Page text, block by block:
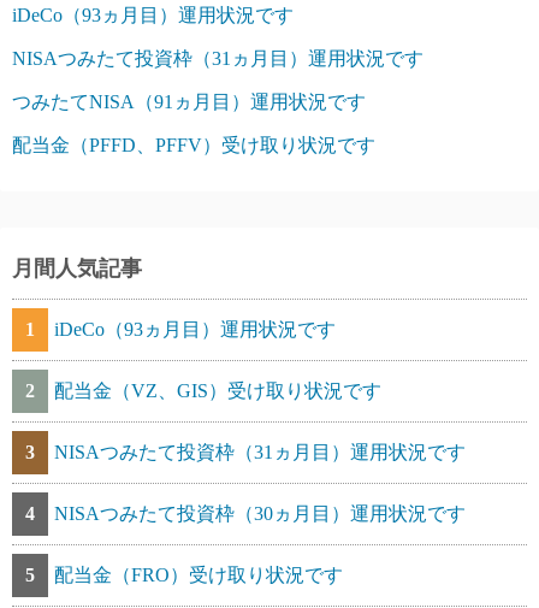
iDeCo（93ヵ月目）運用状況です
NISAつみたて投資枠（31ヵ月目）運用状況です
つみたてNISA（91ヵ月目）運用状況です
配当金（PFFD、PFFV）受け取り状況です
月間人気記事
1 iDeCo（93ヵ月目）運用状況です
2 配当金（VZ、GIS）受け取り状況です
3 NISAつみたて投資枠（31ヵ月目）運用状況です
4 NISAつみたて投資枠（30ヵ月目）運用状況です
5 配当金（FRO）受け取り状況です